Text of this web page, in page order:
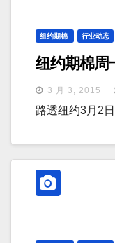
纽约期棉 行业动态
纽约期棉周
3 月 3, 2015
路透纽约3月2